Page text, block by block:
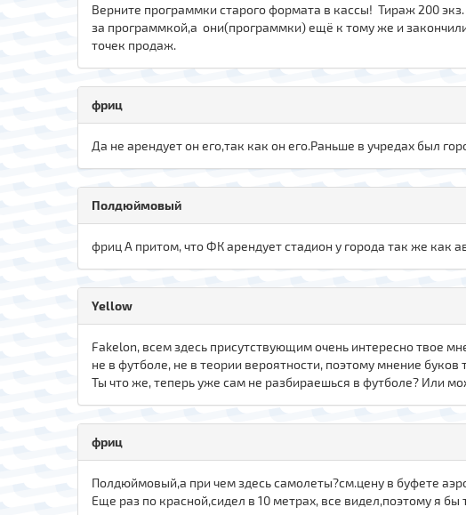
Верните программки старого формата в кассы! Тираж 200
за программкой,а они(программки) ещё к тому же и
точек продаж.
фриц
Да не арендует он его,так как он его.Раньше в учредах был
Полдюймовый
фриц А притом, что ФК арендует стадион у города так же как
Yellow
Fakelon, всем здесь присутствующим очень интересно твое
не в футболе, не в теории вероятности, поэтому мнение буков
Ты что же, теперь уже сам не разбираешься в футболе? Или
фриц
Полдюймовый,а при чем здесь самолеты?см.цену в буфете
Еще раз по красной,сидел в 10 метрах, все видел,поэтому я